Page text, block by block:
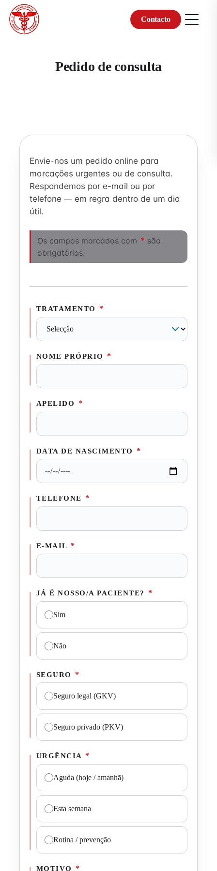
Contacto
Pedido de consulta
Envie-nos um pedido online para
marcações urgentes ou de consulta.
Respondemos por e-mail ou por
telefone — em regra dentro de um dia
útil.
Os campos marcados com * são
obrigatórios.
TRATAMENTO *
NOME PRÓPRIO *
APELIDO *
DATA DE NASCIMENTO *
TELEFONE *
E-MAIL *
JÁ É NOSSO/A PACIENTE? *
Sim
Não
SEGURO *
Seguro legal (GKV)
Seguro privado (PKV)
URGÊNCIA *
Aguda (hoje / amanhã)
Esta semana
Rotina / prevenção
MOTIVO *